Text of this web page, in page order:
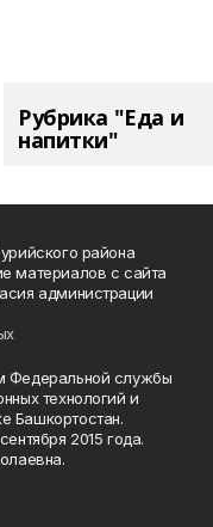
Рубрика "Еда и
напитки"
района
материалов с сайта
администрации
Федеральной службы
технологий и
Башкортостан.
2015 года.